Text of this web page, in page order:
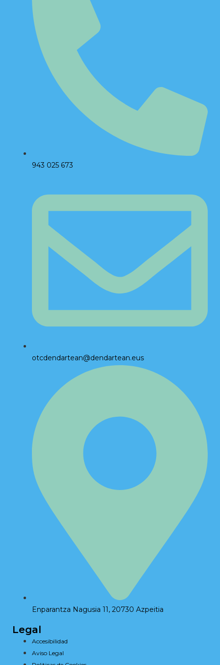
943 025 673
otcdendartean@dendartean.eus
Enparantza Nagusia 11, 20730 Azpeitia
Legal
Accesibilidad
Aviso Legal